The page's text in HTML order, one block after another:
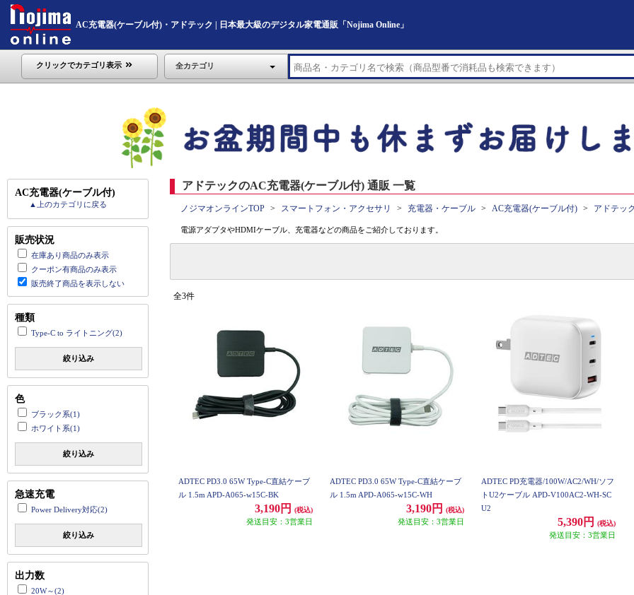
AC充電器(ケーブル付)・アドテック | 日本最大級のデジタル家電通販「Nojima Online」
クリックでカテゴリ表示 全カテゴリ
AC充電器(ケーブル付)
▲上のカテゴリに戻る
販売状況
在庫あり商品のみ表示
クーポン有商品のみ表示
販売終了商品を表示しない
種類
Type-C to ライトニング(2)
絞り込み
色
ブラック系(1)
ホワイト系(1)
絞り込み
急速充電
Power Delivery対応(2)
絞り込み
出力数
20W～(2)
アドテックのAC充電器(ケーブル付) 通販 一覧
ノジマオンラインTOP スマートフォン・アクセサリ 充電器・ケーブル AC充電器(ケーブル付) アドテッ
電源アダプタやHDMIケーブル、充電器などの商品をご紹介しております。
全3件
ADTEC PD3.0 65W Type-C直結ケーブ
ル 1.5m APD-A065-w15C-BK
3,190円 (税込)
発送目安：3営業日
ADTEC PD3.0 65W Type-C直結ケーブ
ル 1.5m APD-A065-w15C-WH
3,190円 (税込)
発送目安：3営業日
ADTEC PD充電器/100W/AC2/WH/ソフ
トU2ケーブル APD-V100AC2-WH-SC
U2
5,390円 (税込)
発送目安：3営業日